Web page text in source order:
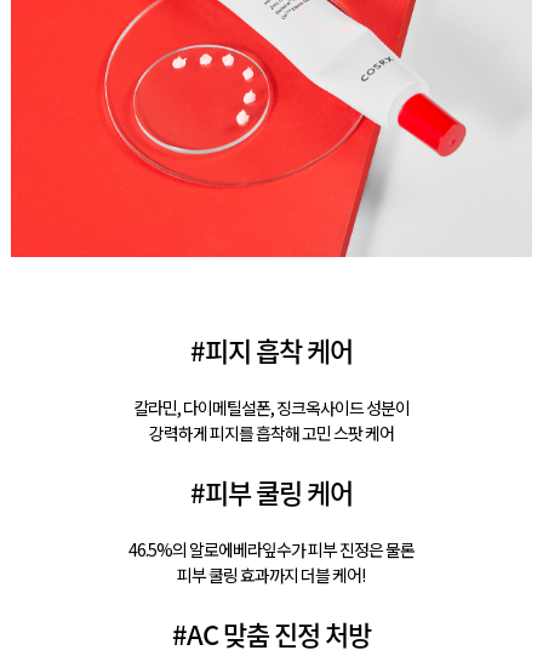
#피지 흡착 케어
칼라민, 다이메틸설폰, 징크옥사이드 성분이
강력하게 피지를 흡착해 고민 스팟 케어
#피부 쿨링 케어
46.5%의 알로에베라잎수가 피부 진정은 물론
피부 쿨링 효과까지 더블 케어!
#AC 맞춤 진정 처방